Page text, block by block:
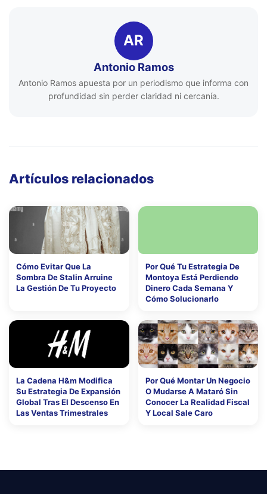
AR
Antonio Ramos
Antonio Ramos apuesta por un periodismo que informa con
profundidad sin perder claridad ni cercanía.
Artículos relacionados
Cómo Evitar Que La
Sombra De Stalin Arruine
La Gestión De Tu Proyecto
Por Qué Tu Estrategia De
Montoya Está Perdiendo
Dinero Cada Semana Y
Cómo Solucionarlo
La Cadena H&m Modifica
Su Estrategia De Expansión
Global Tras El Descenso En
Las Ventas Trimestrales
Por Qué Montar Un Negocio
O Mudarse A Mataró Sin
Conocer La Realidad Fiscal
Y Local Sale Caro